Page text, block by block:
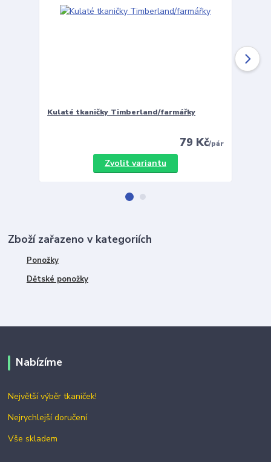
Kulaté tkaničky Timberland/farmářky
79 Kč/pár
Zvolit variantu
Zboží zařazeno v kategoriích
Ponožky
Dětské ponožky
Nabízíme
Největší výběr tkaniček!
Nejrychlejší doručení
Vše skladem